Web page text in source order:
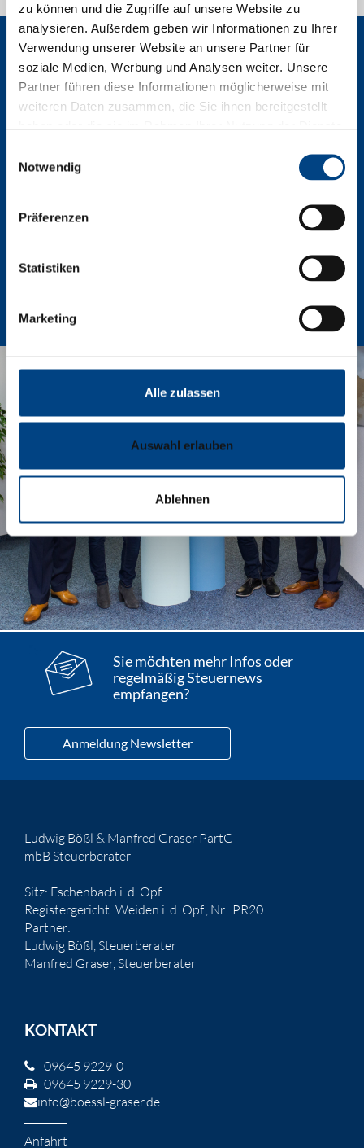
zu können und die Zugriffe auf unsere Website zu
analysieren. Außerdem geben wir Informationen zu Ihrer
Verwendung unserer Website an unsere Partner für
soziale Medien, Werbung und Analysen weiter. Unsere
Partner führen diese Informationen möglicherweise mit
weiteren Daten zusammen, die Sie ihnen bereitgestellt
Notwendig
Präferenzen
Statistiken
Marketing
Alle zulassen
Auswahl erlauben
Ablehnen
UNSER ANGEBOT FÜR SIE
Jahresabschluss (Bilanz, Gewinn- und
Einnahmen-Überschuss-Rechnung (EÜR)
Veröffentlichung im elektronischen Bundesanzeiger
Sie möchten mehr Infos oder
regelmäßig Steuernews
empfangen?
Anmeldung Newsletter
Ludwig Bößl & Manfred Graser PartG
mbB Steuerberater
Sitz: Eschenbach i. d. Opf.
Registergericht: Weiden i. d. Opf., Nr.: PR20
Partner:
Ludwig Bößl, Steuerberater
Manfred Graser, Steuerberater
KONTAKT
09645 9229-0
09645 9229-30
info@boessl-graser.de
Anfahrt